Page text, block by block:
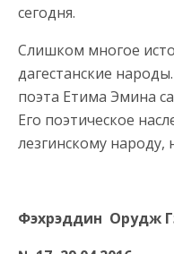
сегодня.
Слишком многое
дагестанские
поэта Етима Эмина
Его поэтическое
лезгинскому народу,
Фэхрэддин Орудж